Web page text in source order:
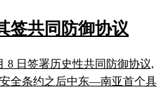
共同防御协议
8 日签署历史性共同防御协议,
全条约之后中东—南亚首个具